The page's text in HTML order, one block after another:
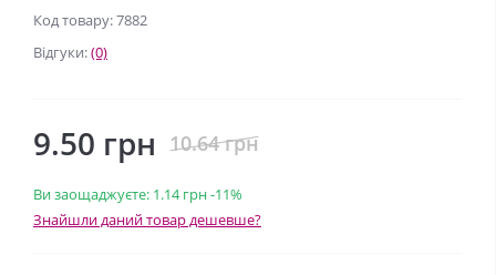
Код товару: 7882
Відгуки:(0)
9.50 грн 10.64 грн
Ви заощаджуєте: 1.14 грн-11%
Знайшли даний товар дешевше?